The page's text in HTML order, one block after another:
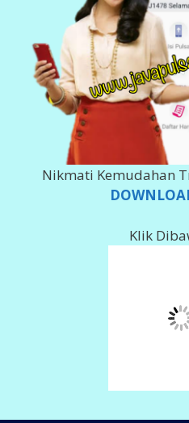
200 980 5555
Imam Ghozali
143 0011 378 617
Imam Ghozali
002 101000 279 566